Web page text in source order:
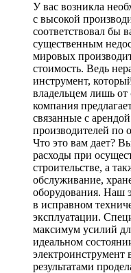
У вас возникла
с высокой
соответствовал бы
существенным
мировых
стоимость. Ведь
инструмент,
владельцем лишь
компания
связанные с
производителей по
Что это вам дает?
расходы при
строительстве, а
обслуживание,
оборудования. Наш
в исправном
эксплуатации.
максимум усилий
идеальном
электроинструмент
результатами